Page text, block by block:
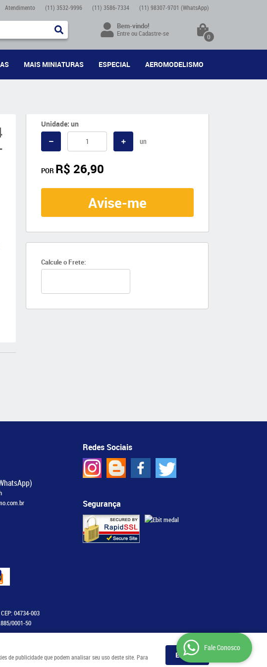
Atendimento (11) 3532-9996 (11) 3586-7334 (11) 98307-9701 (WhatsApp)
Bem-vindo!
EntreouCadastre-se 0
MAIS MINIATURAS ESPECIAL AEROMODELISMO
Unidade: un
un
POR R$ 26,90
Avise-me
Calcule o Frete:
Redes Sociais
Segurança
CEP: 04734-003
0001-50
de publicidade que podem analisar seu uso deste site. Para
Entendi
Fale Conosco